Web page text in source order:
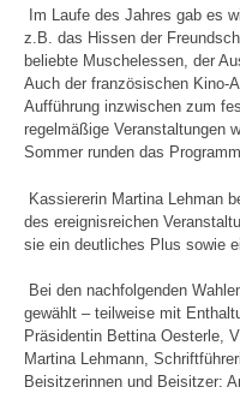
Im Laufe des Jahres gab es
z.B. das Hissen der
beliebte Muschelessen, der
Auch der französischen Kino-
Aufführung inzwischen zum
regelmäßige Veranstaltungen
Sommer runden das
Kassiererin Martina Lehman
des ereignisreichen
sie ein deutliches Plus sowie
Bei den nachfolgenden
gewählt – teilweise mit
Präsidentin Bettina Oesterle,
Martina Lehmann,
Beisitzerinnen und Beisitzer: